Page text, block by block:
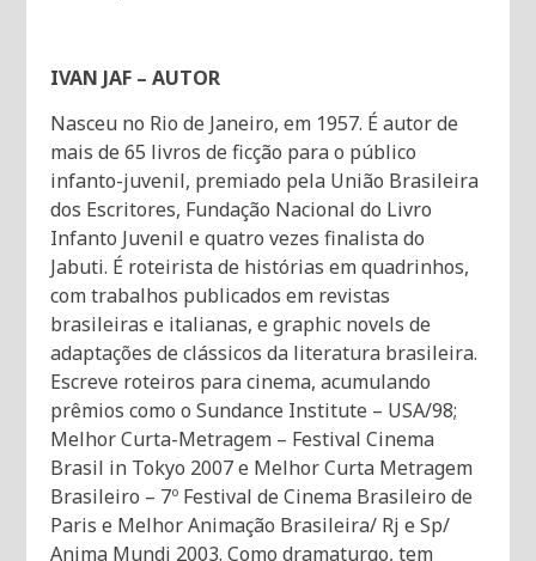
IVAN JAF – AUTOR
Nasceu no Rio de Janeiro, em 1957. É autor de
mais de 65 livros de ficção para o público
infanto-juvenil, premiado pela União Brasileira
dos Escritores, Fundação Nacional do Livro
Infanto Juvenil e quatro vezes finalista do
Jabuti. É roteirista de histórias em quadrinhos,
com trabalhos publicados em revistas
brasileiras e italianas, e graphic novels de
adaptações de clássicos da literatura brasileira.
Escreve roteiros para cinema, acumulando
prêmios como o Sundance Institute – USA/98;
Melhor Curta-Metragem – Festival Cinema
Brasil in Tokyo 2007 e Melhor Curta Metragem
Brasileiro – 7º Festival de Cinema Brasileiro de
Paris e Melhor Animação Brasileira/ Rj e Sp/
Anima Mundi 2003. Como dramaturgo, tem